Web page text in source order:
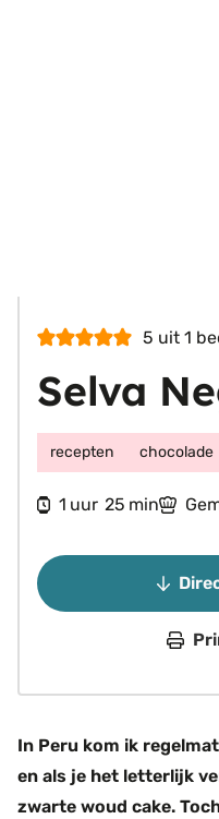
5 uit 1
Selva
recepten chocolade
1uur
uur 25minuten
min
In Peru kom ik
en als je het letterlijk
zwarte woud cake.